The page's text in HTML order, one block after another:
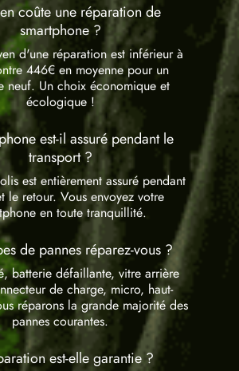
coûte une réparation de
smartphone ?
d'une réparation est inférieur à
446€ en moyenne pour un
neuf. Un choix économique et
écologique !
est-il assuré pendant le
transport ?
est entièrement assuré pendant
le retour. Vous envoyez votre
en toute tranquillité.
de pannes réparez-vous ?
batterie défaillante, vitre arrière
de charge, micro, haut-
réparons la grande majorité des
pannes courantes.
est-elle garantie ?